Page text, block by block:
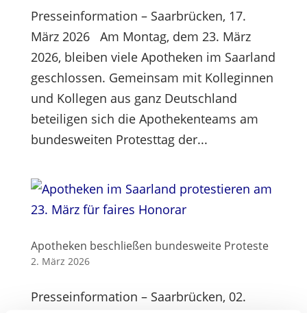
Presseinformation – Saarbrücken, 17.
März 2026 Am Montag, dem 23. März
2026, bleiben viele Apotheken im Saarland
geschlossen. Gemeinsam mit Kolleginnen
und Kollegen aus ganz Deutschland
beteiligen sich die Apothekenteams am
bundesweiten Protesttag der...
Apotheken beschließen bundesweite Proteste
2. März 2026
Presseinformation – Saarbrücken, 02.